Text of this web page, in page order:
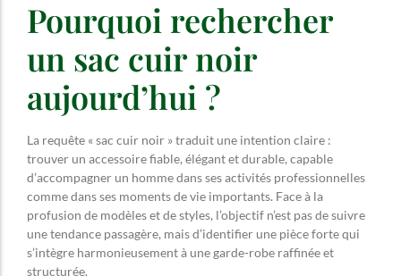
Pourquoi rechercher
un sac cuir noir
aujourd’hui ?
La requête « sac cuir noir » traduit une intention claire :
trouver un accessoire fiable, élégant et durable, capable
d’accompagner un homme dans ses activités professionnelles
comme dans ses moments de vie importants. Face à la
profusion de modèles et de styles, l’objectif n’est pas de suivre
une tendance passagère, mais d’identifier une pièce forte qui
s’intègre harmonieusement à une garde-robe raffinée et
structurée.